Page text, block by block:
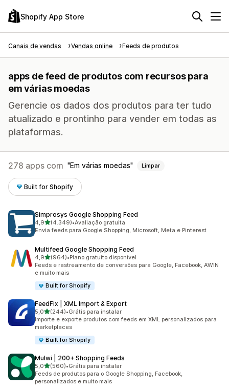
Shopify App Store
Canais de vendas Vendas online Feeds de produtos
apps de feed de produtos com recursos para
em várias moedas
Gerencie os dados dos produtos para ter tudo
atualizado e prontinho para vender em todas as
plataformas.
278 apps com Em várias moedas Limpar
Built for Shopify
Simprosys Google Shopping Feed
4,9de 5 estrelas
(4.349)
4349 avaliações ao todo
•Avaliação gratuita
Envia feeds para Google Shopping, Microsoft, Meta e Pinterest
Multifeed Google Shopping Feed
4,9de 5 estrelas
(964)
964 avaliações ao todo
•Plano gratuito disponível
Feeds e rastreamento de conversões para Google, Facebook, AWIN
e muito mais
Built for Shopify
FeedFix | XML Import & Export
5,0de 5 estrelas
(244)
244 avaliações ao todo
•Grátis para instalar
Importe e exporte produtos com feeds em XML personalizados para
marketplaces
Built for Shopify
Mulwi | 200+ Shopping Feeds
5,0de 5 estrelas
(560)
560 avaliações ao todo
•Grátis para instalar
Feeds de produtos para o Google Shopping, Facebook,
personalizados e muito mais